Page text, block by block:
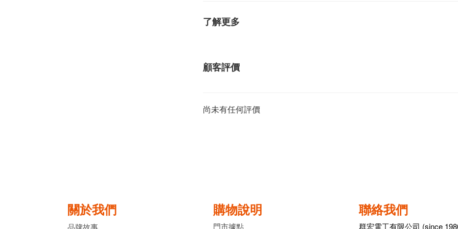
了解更多
顧客評價
尚未有任何評價
關於我們
品牌故事
購物說明
門市據點
聯絡我們
群宏電工有限公司 (since